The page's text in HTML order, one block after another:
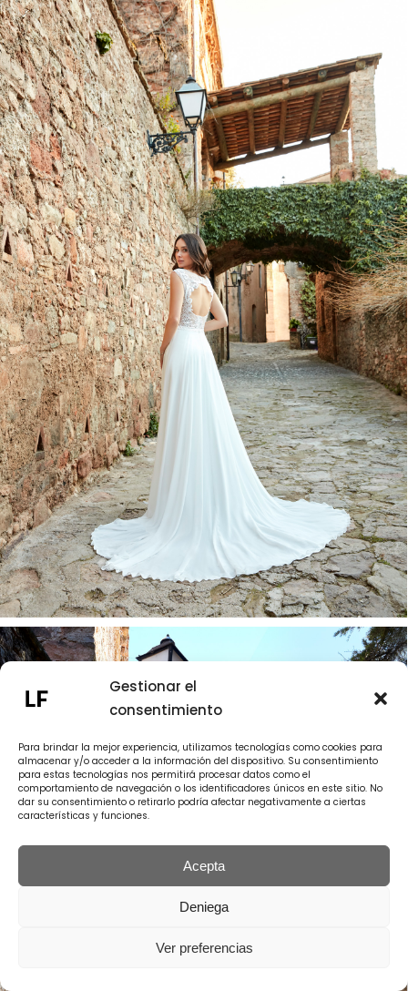
Gestionar el
consentimiento
Para brindar la mejor experiencia, utilizamos tecnologías como cookies para
almacenar y/o acceder a la información del dispositivo. Su consentimiento
para estas tecnologías nos permitirá procesar datos como el
comportamiento de navegación o los identificadores únicos en este sitio. No
dar su consentimiento o retirarlo podría afectar negativamente a ciertas
características y funciones.
Acepta
Deniega
Ver preferencias